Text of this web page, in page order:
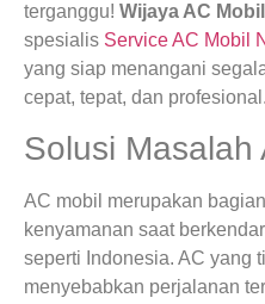
terganggu! Wijaya AC Mobil
spesialis Service AC Mobil
yang siap menangani
cepat, tepat, dan profesional.
Solusi Masalah
AC mobil merupakan
kenyamanan saat
seperti Indonesia. AC yang
menyebabkan perjalanan